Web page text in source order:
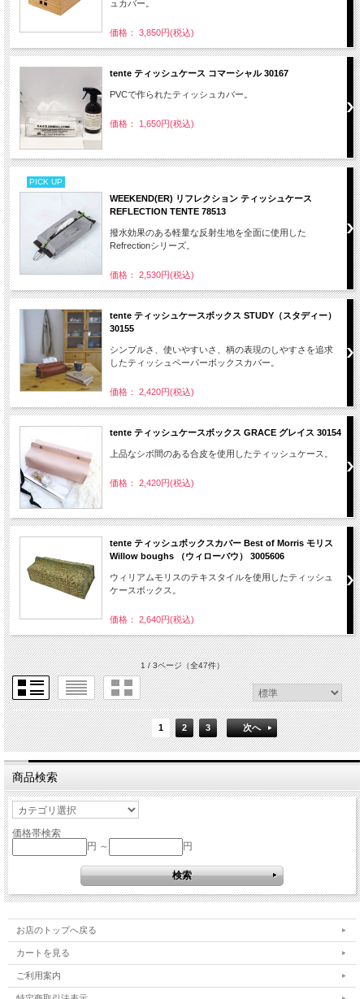
ュカバー。
価格： 3,850円(税込)
tente ティッシュケース コマーシャル 30167
PVCで作られたティッシュカバー。
価格： 1,650円(税込)
PICK UP
WEEKEND(ER) リフレクション ティッシュケース
REFLECTION TENTE 78513
撥水効果のある軽量な反射生地を全面に使用した
Refrectionシリーズ。
価格： 2,530円(税込)
tente ティッシュケースボックス STUDY（スタディー）
30155
シンプルさ、使いやすいさ、柄の表現のしやすさを追求
したティッシュペーパーボックスカバー。
価格： 2,420円(税込)
tente ティッシュケースボックス GRACE グレイス 30154
上品なシボ間のある合皮を使用したティッシュケース。
価格： 2,420円(税込)
tente ティッシュボックスカバー Best of Morris モリス
Willow boughs （ウィローバウ） 3005606
ウィリアムモリスのテキスタイルを使用したティッシュ
ケースボックス。
価格： 2,640円(税込)
1 / 3ページ（全47件）
1 2 3 次へ
商品検索
価格帯検索
円 ～
円
お店のトップへ戻る
カートを見る
ご利用案内